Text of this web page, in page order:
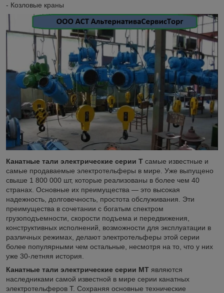
- Козловые краны
Канатные тали электрические серии Т самые известные и
самые продаваемые электротельферы в мире. Уже выпущено
свыше 1 800 000 шт, которые реализованы в более чем 40
странах. Основные их преимущества — это высокая
надежность, долговечность, простота обслуживания. Эти
преимущества в сочетании с богатым спектром
грузоподъемности, скорости подъема и передвижения,
конструктивных исполнений, возможности для эксплуатации в
различных режимах, делают электротельферы этой серии
более популярными чем остальные, несмотря на то, что у них
уже 30-летняя история.
Канатные тали электрические серии МТ являются
наследниками самой известной в мире серии канатных
электротельферов Т. Сохраняя основные технические